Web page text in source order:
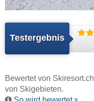
Testergebnis
Bewertet von Skiresort.ch
von Skigebieten.